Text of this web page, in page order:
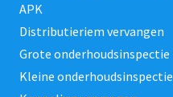
APK
Distributieriem vervangen
Grote onderhoudsinspectie
Kleine onderhoudsinspectie